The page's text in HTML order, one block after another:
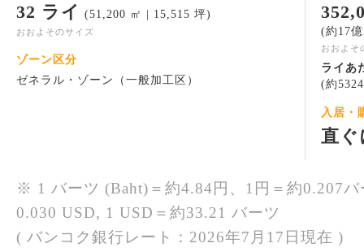
32 ライ (51,200 ㎡ | 15,515 坪)
おおよそのサイズ
ゾーン区分
ゼネラル・ゾーン（一般加工区）
(約17
おおよそ
ライあ
(約
入居・
直ぐ
※ 1 バーツ (Baht)＝約4.84円、1円＝約0.207
0.030 USD, 1 USD＝約33.21 バーツ
( バンコク銀行レート：2026年7月17日現在 )